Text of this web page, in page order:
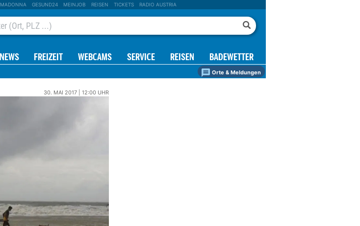
MADONNA GESUND24 MEINJOB REISEN TICKETS RADIO AUSTRIA
NEWS FREIZEIT WEBCAMS SERVICE REISEN BADEWETTER
Orte & Meldungen
30. MAI 2017 | 12:00 UHR